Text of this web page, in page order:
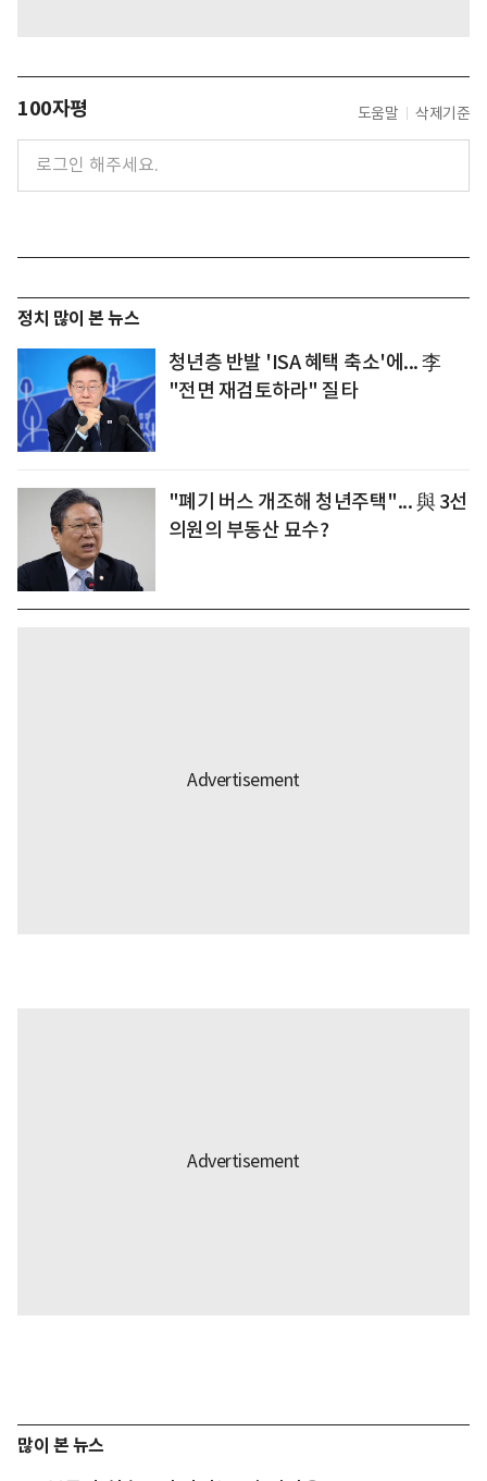
100자평 도움말 삭제기준
정치 많이 본 뉴스
청년층 반발 'ISA 혜택 축소'에... 李
"전면 재검토하라" 질타
"폐기 버스 개조해 청년주택"... 與 3선
의원의 부동산 묘수?
많이 본 뉴스